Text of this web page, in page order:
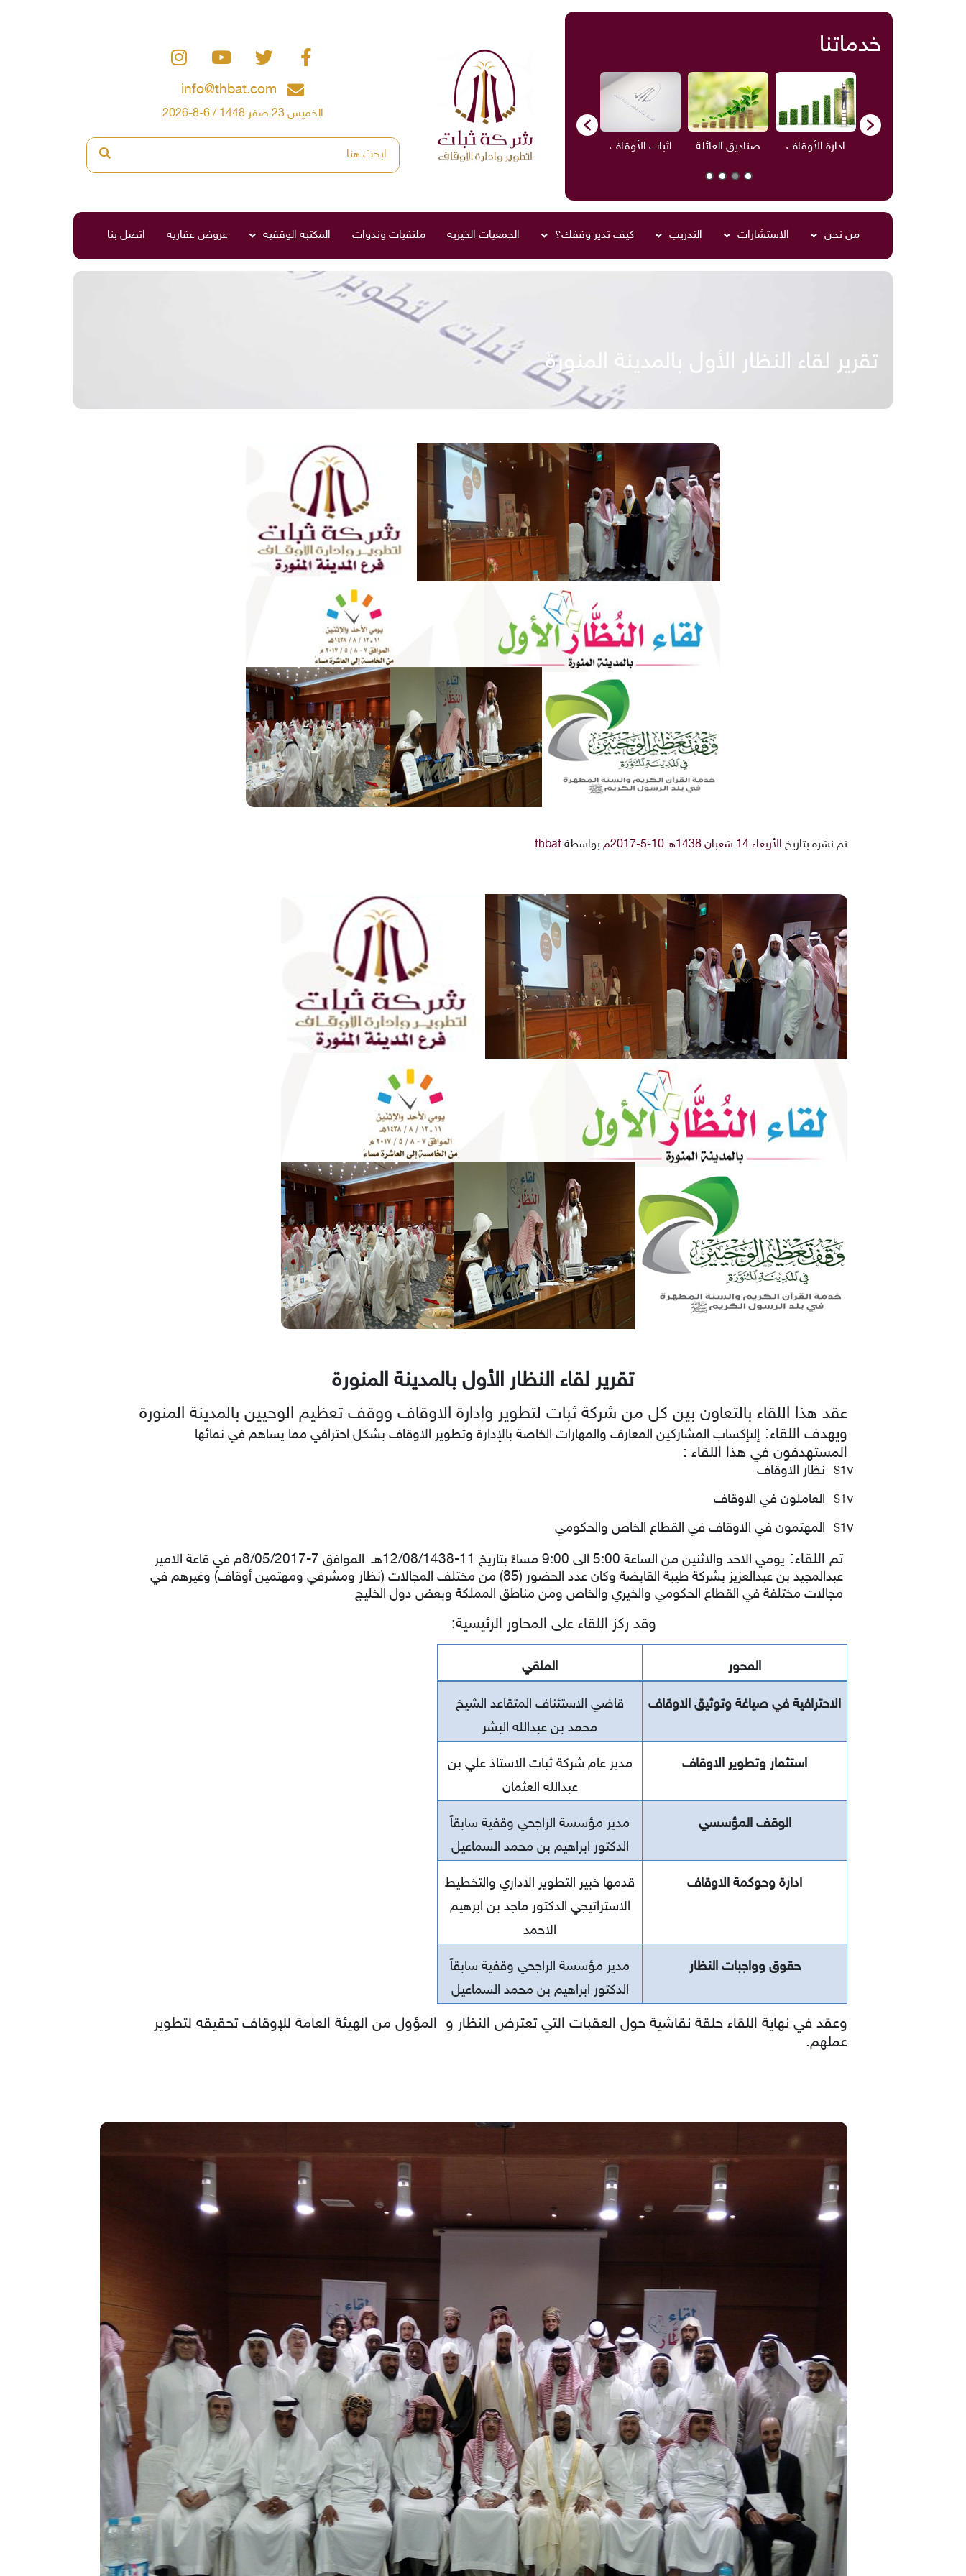
خدماتنا
ادارة الأوقاف صناديق العائلة اثبات الأوقاف الاستشارات ادارة الأوقاف صناديق العائلة
info@thbat.com
الخميس 23 صفر 1448 / 6-8-2026
من نحن الاستشارات التدريب كيف تدير وقفك؟ الجمعيات الخيرية ملتقيات وندوات المكتبة الوقفية عروض عقارية اتصل بنا
تقرير لقاء النظار الأول بالمدينة المنورة
تم نشره بتاريخ الأربعاء 14 شعبان 1438هـ 10-5-2017م بواسطة thbat
تقرير لقاء النظار الأول بالمدينة المنورة
عقد هذا اللقاء بالتعاون بين كل من شركة ثبات لتطوير وإدارة الاوقاف ووقف تعظيم الوحيين بالمدينة المنورة
ويهدف اللقاء: إلىإكساب المشاركين المعارف والمهارات الخاصة بالإدارة وتطوير الاوقاف بشكل احترافي مما يساهم في نمائها
المستهدفون في هذا اللقاء :
$1v نظار الاوقاف
$1v العاملون في الاوقاف
$1v المهتمون في الاوقاف في القطاع الخاص والحكومي
تم اللقاء:
يومي الاحد والاثنين من الساعة 5:00 الى 9:00 مساءً بتاريخ 11-12/08/1438هـ الموافق 7-8/05/2017م في قاعة الامير
عبدالمجيد بن عبدالعزيز بشركة طيبة القابضة وكان عدد الحضور (85) من مختلف المجالات (نظار ومشرفي ومهتمين أوقاف) وغيرهم في
مجالات مختلفة في القطاع الحكومي والخيري والخاص ومن مناطق المملكة وبعض دول الخليج
وقد ركز اللقاء على المحاور الرئيسية:
المحور الملقي
الاحترافية في صياغة وتوثيق الاوقاف
قاضي الاستئناف المتقاعد الشيخ
محمد بن عبدالله البشر
استثمار وتطوير الاوقاف
مدير عام شركة ثبات الاستاذ علي بن
عبدالله العثمان
الوقف المؤسسي
مدير مؤسسة الراجحي وقفية سابقاً
الدكتور ابراهيم بن محمد السماعيل
ادارة وحوكمة الاوقاف
قدمها خبير التطوير الاداري والتخطيط
الاستراتيجي الدكتور ماجد بن ابرهيم
الاحمد
حقوق وواجبات النظار
مدير مؤسسة الراجحي وقفية سابقاً
الدكتور ابراهيم بن محمد السماعيل
وعقد في نهاية اللقاء حلقة نقاشية حول العقبات التي تعترض النظار و المؤول من الهيئة العامة للإوقاف تحقيقه لتطوير
عملهم.